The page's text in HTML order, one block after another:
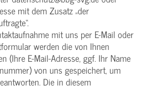
mit dem Zusatz „der
mit uns per E-Mail oder
werden die von Ihnen
(Ihre E-Mail-Adresse, ggf. Ihr Name
von uns gespeichert, um
Die in diesem